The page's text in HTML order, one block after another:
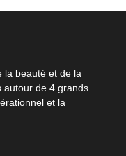
la beauté et de la
autour de 4 grands
et la